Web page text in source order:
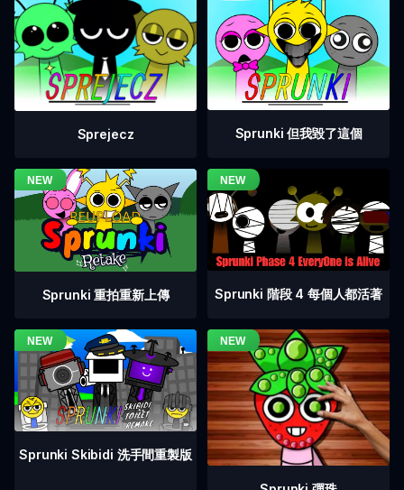
Sprejecz Sprunki 但我毀了這個
Sprunki 重拍重新上傳 Sprunki 階段 4 每個人都活著
Sprunki Skibidi 洗手間重製版